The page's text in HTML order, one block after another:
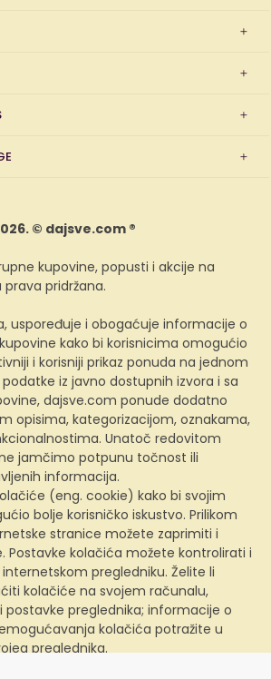
© dajsve.com ®
kupovine, popusti i akcije na
pridržana.
uspoređuje i obogaćuje informacije o
kako bi korisnicima omogućio
i korisniji prikaz ponuda na jednom
iz javno dostupnih izvora i sa
dajsve.com ponude dodatno
opisima, kategorizacijom, oznakama,
Unatoč redovitom
jamčimo potpunu točnost ili
informacija.
(eng. cookie) kako bi svojim
bolje korisničko iskustvo. Prilikom
stranice možete zaprimiti i
Postavke kolačića možete kontrolirati i
pregledniku. Želite li
kolačiće na svojem računalu,
postavke preglednika; informacije o
kolačića potražite u
preglednika.